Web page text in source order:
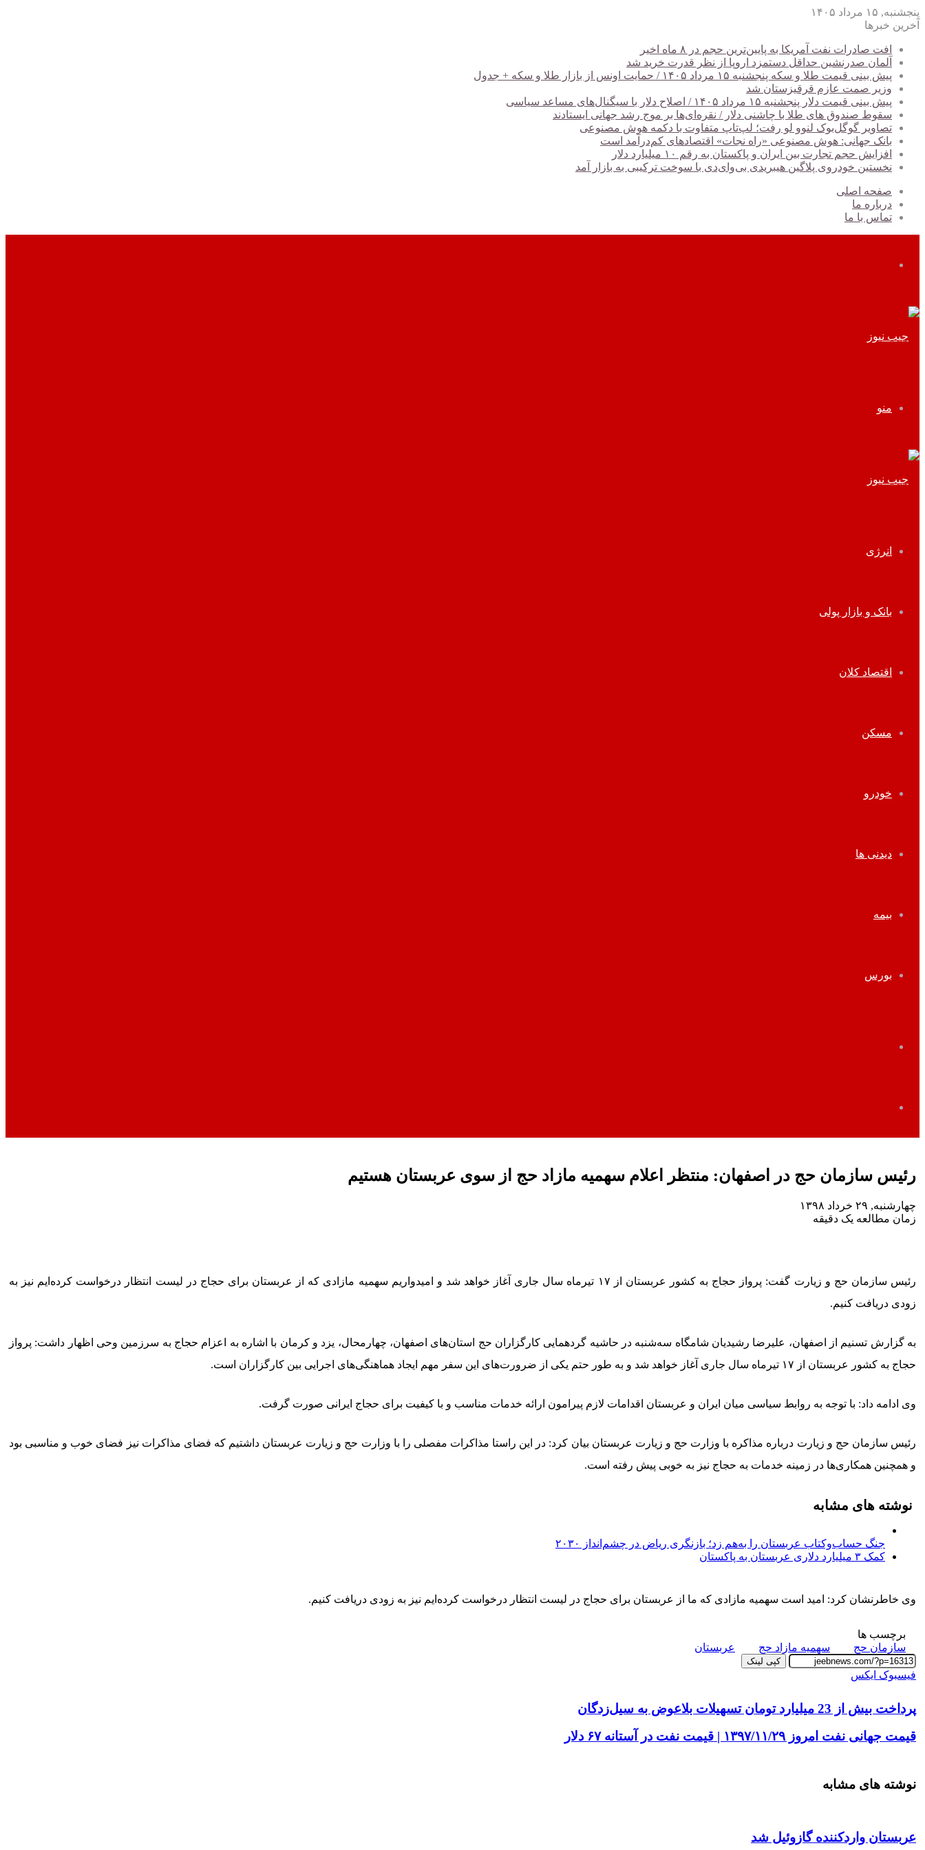
پنجشنبه, ۱۵ مرداد ۱۴۰۵
آخرین خبرها
افت صادرات نفت آمریکا به پایین‌ترین حجم در ۸ ماه اخیر
آلمان صدرنشین حداقل دستمزد اروپا از نظر قدرت خرید شد
پیش‌ بینی قیمت طلا و سکه پنجشنبه ۱۵ مرداد ۱۴۰۵ / حمایت اونس از بازار طلا و سکه + جدول
وزیر صمت عازم قرقیزستان شد
پیش ‌بینی قیمت دلار پنجشنبه ۱۵ مرداد ۱۴۰۵ / اصلاح دلار با سیگنال‌های مساعد سیاسی
سقوط صندوق های طلا با چاشنی دلار / نقره‌ای‌ها بر موج رشد جهانی ایستادند
تصاویر گوگل‌بوک لنوو لو رفت؛ لپ‌تاپ متفاوت با دکمه هوش مصنوعی
بانک جهانی: هوش مصنوعی «راه نجات» اقتصادهای کم‌درآمد است
افزایش حجم تجارت بین ایران و پاکستان به رقم ۱۰ میلیارد دلار
نخستین خودروی پلاگین هیبریدی بی‌وای‌دی با سوخت ترکیبی به بازار آمد
صفحه اصلی
درباره ما
تماس با ما
منو
انرژی
بانک و بازار پولی
اقتصاد کلان
مسکن
خودرو
دیدنی ها
بیمه
بورس
رئیس سازمان حج در اصفهان: منتظر اعلام سهمیه مازاد حج از سوی عربستان هستیم
چهارشنبه, ۲۹ خرداد ۱۳۹۸
زمان مطالعه یک دقیقه
رئیس سازمان حج و زیارت گفت: پرواز حجاج به کشور عربستان از ۱۷ تیرماه سال جاری آغاز خواهد شد و امیدواریم سهمیه مازادی که از عربستان برای حجاج در لیست انتظار درخواست کرده‌ایم نیز به
زودی دریافت کنیم.
به گزارش تسنیم از اصفهان، علیرضا رشیدیان شامگاه سه‌شنبه در حاشیه گردهمایی کارگزاران حج استان‌های اصفهان، چهارمحال، یزد و کرمان با اشاره به اعزام حجاج به سرزمین وحی اظهار داشت: پرواز
حجاج به کشور عربستان از ۱۷ تیرماه سال جاری آغاز خواهد شد و به طور حتم یکی از ضرورت‌های این سفر مهم ایجاد هماهنگی‌های اجرایی بین کارگزاران است.
وی ادامه داد: با توجه به روابط سیاسی میان ایران و عربستان اقدامات لازم پیرامون ارائه خدمات مناسب و با کیفیت برای حجاج ایرانی صورت گرفت.
رئیس سازمان حج و زیارت درباره مذاکره با وزارت حج و زیارت عربستان بیان کرد: در این راستا مذاکرات مفصلی را با وزارت حج و زیارت عربستان داشتیم که فضای مذاکرات نیز فضای خوب و مناسبی بود
و همچنین همکاری‌ها در زمینه خدمات به حجاج نیز به خوبی پیش رفته است.
نوشته های مشابه
جنگ حساب‌وکتاب عربستان را به‌هم زد؛ بازنگری ریاض در چشم‌انداز ۲۰۳۰
کمک ۳ میلیارد دلاری عربستان به پاکستان
وی خاطرنشان کرد: امید است سهمیه مازادی که ما از عربستان برای حجاج در لیست انتظار درخواست کرده‌ایم نیز به زودی دریافت کنیم.
برچسب ها
سازمان حج
سهمیه مازاد حج عربستان
کپی لینک
فیسبوک ایکس
ایمیلپرداخت بیش از 23 میلیارد تومان تسهیلات بلاعوض به سیل‌زدگان
قیمت جهانی نفت امروز ۱۳۹۷/۱۱/۲۹ | قیمت نفت در آستانه ۶۷ دلار
نوشته های مشابه
عربستان واردکننده گازوئیل شد